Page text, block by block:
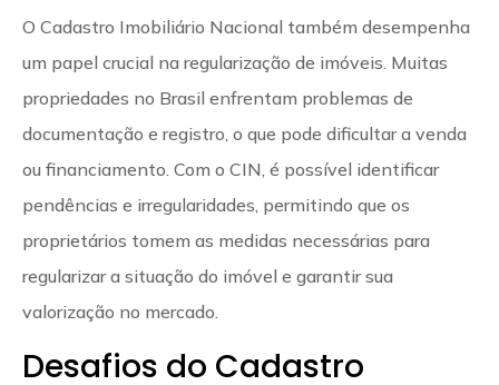
O Cadastro Imobiliário Nacional também desempenha
um papel crucial na regularização de imóveis. Muitas
propriedades no Brasil enfrentam problemas de
documentação e registro, o que pode dificultar a venda
ou financiamento. Com o CIN, é possível identificar
pendências e irregularidades, permitindo que os
proprietários tomem as medidas necessárias para
regularizar a situação do imóvel e garantir sua
valorização no mercado.
Desafios do Cadastro